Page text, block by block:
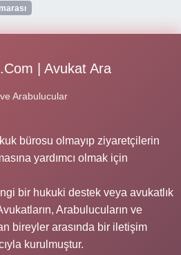
| Avukat Ara
Arabulucular
bürosu olmayıp ziyaretçilerin
yardımcı olmak için
bir hukuki destek veya avukatlık
Arabulucuların ve
bireyler arasında bir iletişim
kurulmuştur.